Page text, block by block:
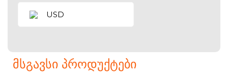
USD
ᲛᲡᲒᲐᲕᲡᲘ ᲞᲠᲝᲓᲣᲥᲢᲔᲑᲘ